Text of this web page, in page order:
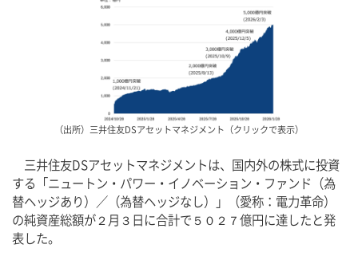
（出所）三井住友DSアセットマネジメント（クリックで表示）
三井住友DSアセットマネジメントは、国内外の株式に投資
する「ニュートン・パワー・イノベーション・ファンド（為
替ヘッジあり）／（為替ヘッジなし）」（愛称：電力革命）
の純資産総額が２月３日に合計で５０２７億円に達したと発
表した。